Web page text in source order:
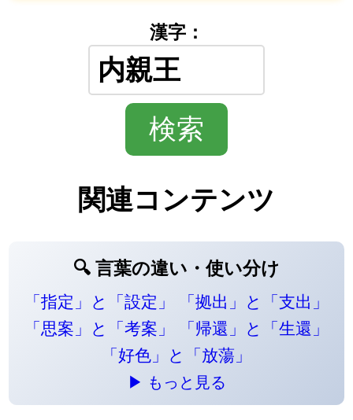
漢字：
関連コンテンツ
🔍 言葉の違い・使い分け
「指定」と「設定」
「拠出」と「支出」
「思案」と「考案」
「帰還」と「生還」
「好色」と「放蕩」
▶ もっと見る